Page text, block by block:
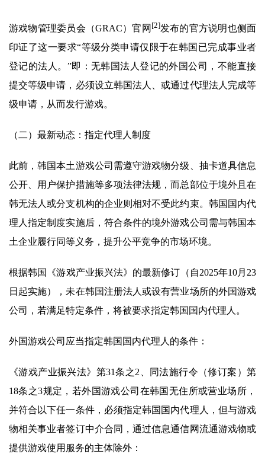
游戏物管理委员会（GRAC）官网 [2]发布的官方说明也侧面
印证了这一要求“等级分类申请仅限于在韩国已完成事业者
登记的法人。”即：无韩国法人登记的外国公司，不能直接
提交等级申请，必须设立韩国法人、或通过代理法人完成等
级申请，从而发行游戏。
（二）最新动态：指定代理人制度
此前，韩国本土游戏公司需遵守游戏物分级、抽卡道具信息
公开、用户保护措施等多项法律法规，而总部位于境外且在
韩无法人或分支机构的企业则相对不受此约束。韩国国内代
理人指定制度实施后，符合条件的境外游戏公司需与韩国本
土企业履行同等义务，提升公平竞争的市场环境。
根据韩国《游戏产业振兴法》的最新修订（自2025年10月23
日起实施），未在韩国注册法人或设有营业场所的外国游戏
公司，若满足特定条件，将被要求指定韩国国内代理人。
外国游戏公司应当指定韩国国内代理人的条件：
《游戏产业振兴法》第31条之2、同法施行令（修订案）第
18条之3规定，若外国游戏公司在韩国无住所或营业场所，
并符合以下任一条件，必须指定韩国国内代理人，但与游戏
物相关事业者签订中介合同，通过信息通信网流通游戏物或
提供游戏使用服务的主体除外：